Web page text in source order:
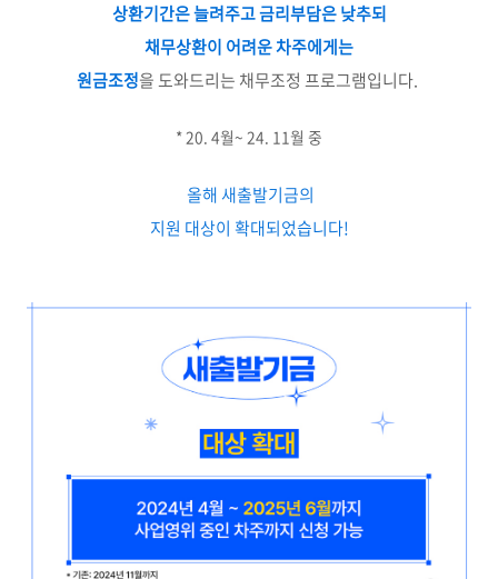
상환기간은 늘려주고 금리부담은 낮추되
채무상환이 어려운 차주에게는
원금조정을 도와드리는 채무조정 프로그램입니다.
* 20. 4월~ 24. 11월 중
올해 새출발기금의
지원 대상이 확대되었습니다!